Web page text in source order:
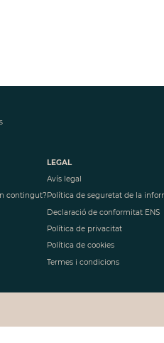
contingut?
LEGAL
Avís legal
Política de seguretat de la
Declaració de conformitat ENS
Política de privacitat
Política de cookies
Termes i condicions